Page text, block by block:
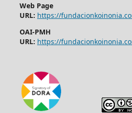
Web Page
URL: https://
OAI-PMH
URL: https://